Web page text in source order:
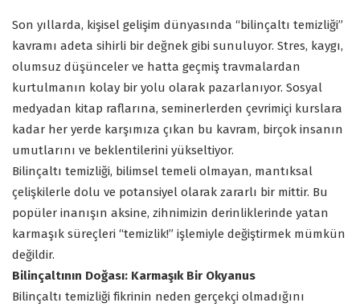
Son yıllarda, kişisel gelişim dünyasında “bilinçaltı temizliği”
kavramı adeta sihirli bir değnek gibi sunuluyor. Stres, kaygı,
olumsuz düşünceler ve hatta geçmiş travmalardan
kurtulmanın kolay bir yolu olarak pazarlanıyor. Sosyal
medyadan kitap raflarına, seminerlerden çevrimiçi kurslara
kadar her yerde karşımıza çıkan bu kavram, birçok insanın
umutlarını ve beklentilerini yükseltiyor.
Bilinçaltı temizliği, bilimsel temeli olmayan, mantıksal
çelişkilerle dolu ve potansiyel olarak zararlı bir mittir. Bu
popüler inanışın aksine, zihnimizin derinliklerinde yatan
karmaşık süreçleri “temizlik!” işlemiyle değiştirmek mümkün
değildir.
Bilinçaltının Doğası: Karmaşık Bir Okyanus
Bilinçaltı temizliği fikrinin neden gerçekçi olmadığını